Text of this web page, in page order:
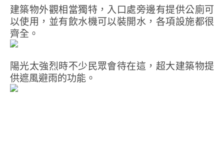
建築物外觀相當獨特，入口處旁邊有提供公廁可
以使用，並有飲水機可以裝開水，各項設施都很
齊全。
陽光太強烈時不少民眾會待在這，超大建築物提
供遮風避雨的功能。